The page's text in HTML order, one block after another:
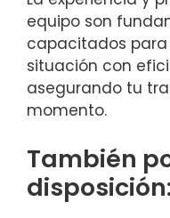
equipo son
capacitados
situación con
asegurando tu
momento.
También